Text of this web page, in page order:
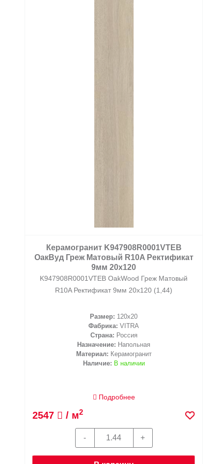
Керамогранит K947908R0001VTEB
ОакВуд Греж Матовый R10A Ректификат
9мм 20x120
K947908R0001VTEB OakWood Греж Матовый
R10A Ректификат 9мм 20x120 (1,44)
Размер: 120x20
Фабрика: VITRA
Страна: Россия
Назначение: Напольная
Материал: Керамогранит
Наличие: В наличии
Подробнее
2547 / м2